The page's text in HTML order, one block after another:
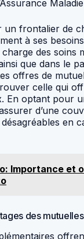
un frontalier de
à ses
des soins
que dans le
offres de
celle qui
En optant pour
d’une
en
Importance et
des mutuelles